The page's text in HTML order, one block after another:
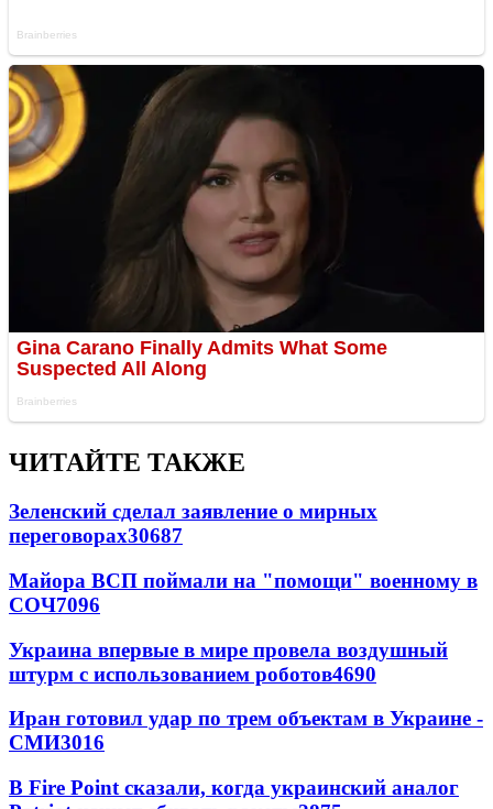
ЧИТАЙТЕ ТАКЖЕ
Зеленский сделал заявление о мирных
переговорах30687
Майора ВСП поймали на "помощи" военному в
СОЧ7096
Украина впервые в мире провела воздушный
штурм с использованием роботов4690
Иран готовил удар по трем объектам в Украине -
СМИ3016
В Fire Point сказали, когда украинский аналог